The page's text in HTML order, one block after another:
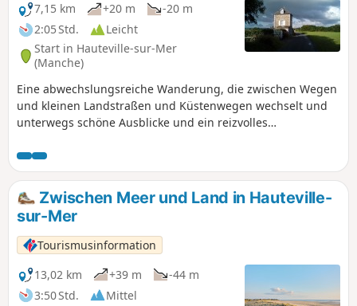
7,15 km
+20 m
-20 m
2:05 Std.
Leicht
Start in Hauteville-sur-Mer
(Manche)
Eine abwechslungsreiche Wanderung, die zwischen Wegen
und kleinen Landstraßen und Küstenwegen wechselt und
unterwegs schöne Ausblicke und ein reizvolles
Zwischen Meer und Land in Hauteville-
sur-Mer
Tourismusinformation
13,02 km
+39 m
-44 m
3:50 Std.
Mittel